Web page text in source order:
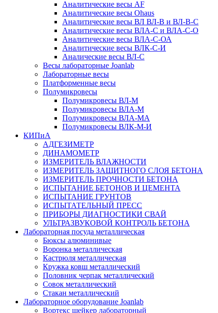
Аналитические весы AF
Аналитические весы Ohaus
Аналитические весы ВЛ ВЛ-В и ВЛ-В-С
Аналитические весы ВЛА-С и ВЛА-С-О
Аналитические весы ВЛА-С-ОА
Аналитические весы ВЛК-С-И
Аналические весы ВЛ-С
Весы лабораторные Joanlab
Лабораторные весы
Платформенные весы
Полумикровесы
Полумикровесы ВЛ-М
Полумикровесы ВЛА-М
Полумикровесы ВЛА-МА
Полумикровесы ВЛК-М-И
КИПиА
АДГЕЗИМЕТР
ДИНАМОМЕТР
ИЗМЕРИТЕЛЬ ВЛАЖНОСТИ
ИЗМЕРИТЕЛЬ ЗАЩИТНОГО СЛОЯ БЕТОНА
ИЗМЕРИТЕЛЬ ПРОЧНОСТИ БЕТОНА
ИСПЫТАНИЕ БЕТОНОВ И ЦЕМЕНТА
ИСПЫТАНИЕ ГРУНТОВ
ИСПЫТАТЕЛЬНЫЙ ПРЕСС
ПРИБОРЫ ДИАГНОСТИКИ СВАЙ
УЛЬТРАЗВУКОВОЙ КОНТРОЛЬ БЕТОНА
Лабораторная посуда металлическая
Бюксы алюминивые
Воронка металлическая
Кастрюля металлическая
Кружка ковш металлический
Половник черпак металлический
Совок металлический
Стакан металлический
Лабораторное оборудование Joanlab
Вортекс шейкер лабораторный